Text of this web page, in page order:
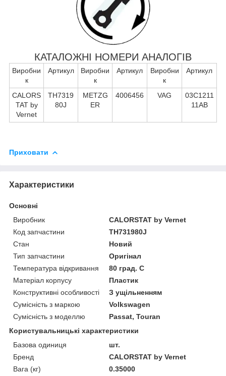
КАТАЛОЖНІ НОМЕРИ АНАЛОГІВ
Виробни
к
Артикул
Виробни
к
Артикул
Виробни
к
Артикул
CALORS
TAT by
Vernet
TH7319
80J
METZG
ER
4006456 VAG
03C1211
11AB
Приховати
Характеристики
Основні
Виробник
CALORSTAT by Vernet
Код запчастини
TH731980J
Стан
Новий
Тип запчастини
Оригінал
Температура відкривання
80 град. C
Матеріал корпусу
Пластик
Конструктивні особливості
З ущільненням
Сумісність з маркою
Volkswagen
Сумісність з моделлю
Passat, Touran
Користувальницькі характеристики
Базова одиниця
шт.
Бренд
CALORSTAT by Vernet
Вага (кг)
0.35000